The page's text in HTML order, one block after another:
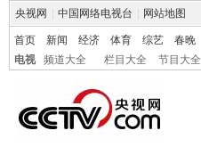
央视网 中国网络电视台 网站地图
首页 新闻 经济 体育 综艺 春晚
电视
频道大全 栏目大全 节目大全